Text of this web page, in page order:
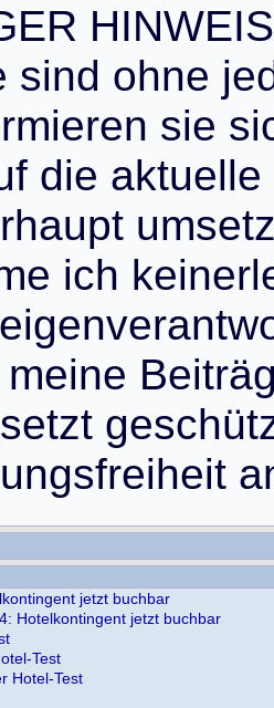
ER HINWEIS
sind ohne je
rmieren sie si
f die aktuelle
rhaupt umset
e ich keinerl
eigenverantw
meine Beiträ
setzt geschüt
ungsfreiheit a
jetzt buchbar
Hotelkontingent jetzt buchbar
Test
Hotel-Test